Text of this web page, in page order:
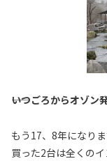
――いつごろからオゾ
もう17、8年になり
買った2台は全くの